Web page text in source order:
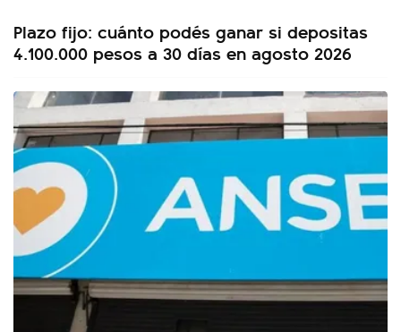
Plazo fijo: cuánto podés ganar si depositas
4.100.000 pesos a 30 días en agosto 2026